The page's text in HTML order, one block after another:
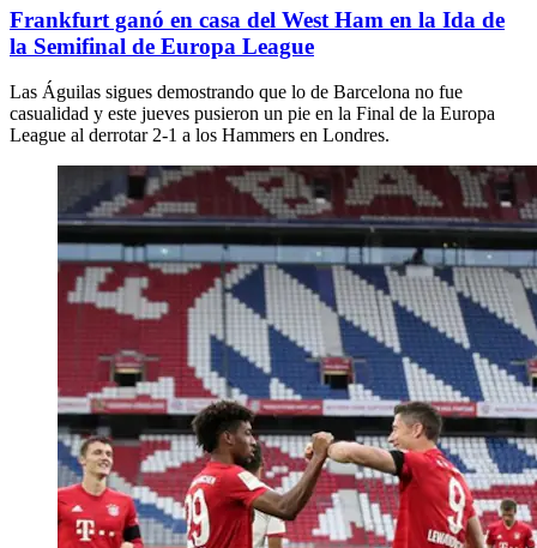
Frankfurt ganó en casa del West Ham en la Ida de
la Semifinal de Europa League
Las Águilas sigues demostrando que lo de Barcelona no fue
casualidad y este jueves pusieron un pie en la Final de la Europa
League al derrotar 2-1 a los Hammers en Londres.